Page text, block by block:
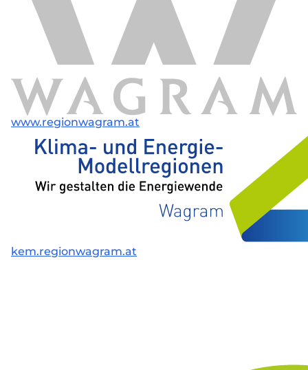
www.regionwagram.at
kem.regionwagram.at